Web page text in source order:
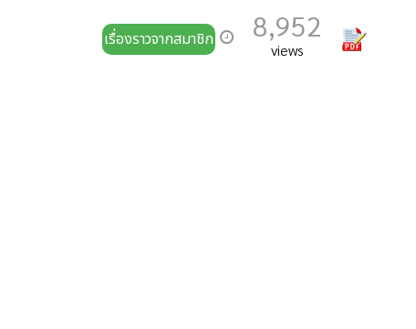
เรื่องราวจากสมาชิก 8,952
views